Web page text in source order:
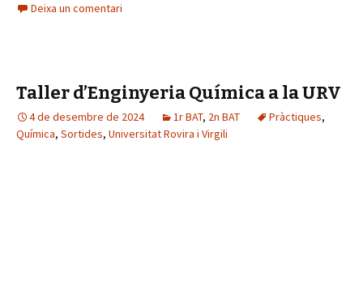
Deixa un comentari
Taller d’Enginyeria Química a la URV
4 de desembre de 2024 1r BAT, 2n BAT Pràctiques,
Química, Sortides, Universitat Rovira i Virgili